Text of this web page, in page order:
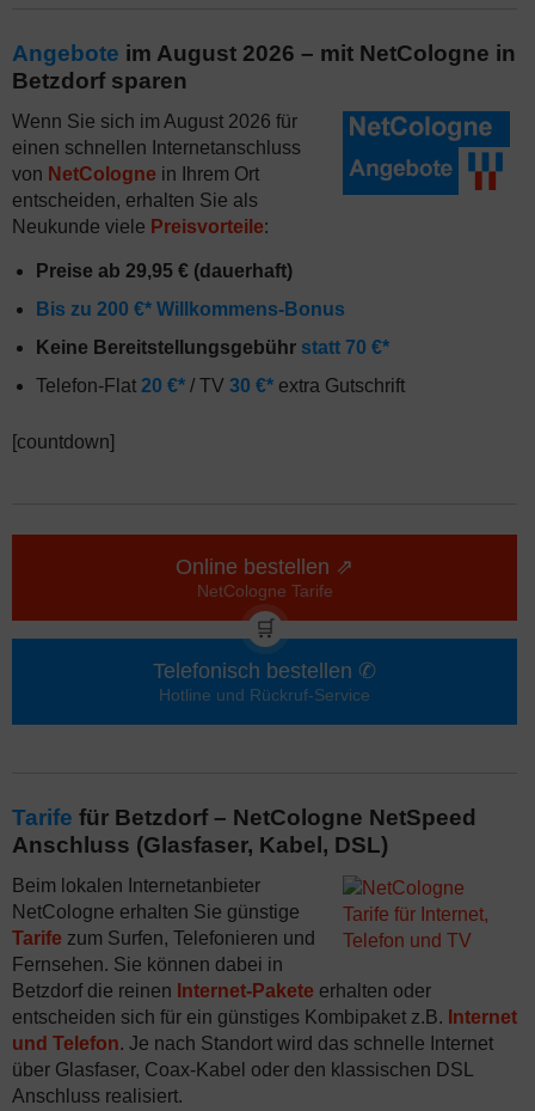
Angebote im August 2026 – mit NetCologne in
Betzdorf sparen
Wenn Sie sich im August 2026 für
einen schnellen Internetanschluss
von NetCologne in Ihrem Ort
entscheiden, erhalten Sie als
Neukunde viele Preisvorteile:
Preise ab 29,95 € (dauerhaft)
Bis zu 200 €* Willkommens-Bonus
Keine Bereitstellungsgebühr statt 70 €*
Telefon-Flat 20 €* / TV 30 €* extra Gutschrift
[countdown]
Online bestellen ⇗
NetCologne Tarife
🛒
Telefonisch bestellen ✆
Hotline und Rückruf-Service
Tarife für Betzdorf – NetCologne NetSpeed
Anschluss (Glasfaser, Kabel, DSL)
Beim lokalen Internetanbieter
NetCologne erhalten Sie günstige
Tarife zum Surfen, Telefonieren und
Fernsehen. Sie können dabei in
Betzdorf die reinen Internet-Pakete erhalten oder
entscheiden sich für ein günstiges Kombipaket z.B. Internet
und Telefon. Je nach Standort wird das schnelle Internet
über Glasfaser, Coax-Kabel oder den klassischen DSL
Anschluss realisiert.